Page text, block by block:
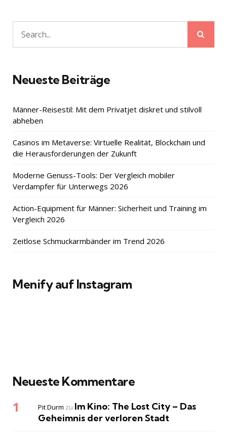
Search
for:
Neueste Beiträge
Männer-Reisestil: Mit dem Privatjet diskret und stilvoll
abheben
Casinos im Metaverse: Virtuelle Realität, Blockchain und
die Herausforderungen der Zukunft
Moderne Genuss-Tools: Der Vergleich mobiler
Verdampfer für Unterwegs 2026
Action-Equipment für Männer: Sicherheit und Training im
Vergleich 2026
Zeitlose Schmuckarmbänder im Trend 2026
Menify auf Instagram
Neueste Kommentare
Pit Durm zu Im Kino: The Lost City – Das
Geheimnis der verloren Stadt